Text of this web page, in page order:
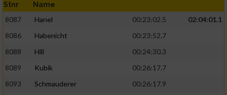
Stnr Name
8087 Hanel 00:23:02.5
02:04:01.1
8086
Habenicht
00:23:52.7
8088
Hill
00:24:30.3
8089
Kubik
00:26:17.7
8093
Schmauderer
00:26:17.9